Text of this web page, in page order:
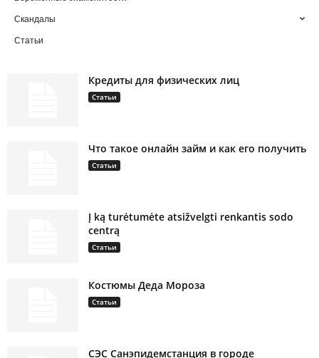
Скандалы
Статьи
Кредиты для физических лиц
Статьи
Что такое онлайн займ и как его получить
Статьи
Į ką turėtumėte atsižvelgti renkantis sodo
centrą
Статьи
Костюмы Деда Мороза
Статьи
СЭС Санэпидемстанция в городе